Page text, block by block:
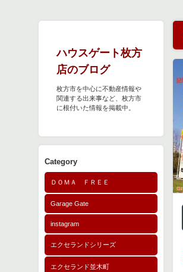
ハウスゲート枚方
店のブログ
枚方市を中心に不動産情報や
関連する出来事など、枚方市
に根付いた情報を掲載中。
Category
ＤＯＭＡ ＦＲＥＥ
Garage Gate
instagram
エクセランドシリーズ
エクセランド並木町